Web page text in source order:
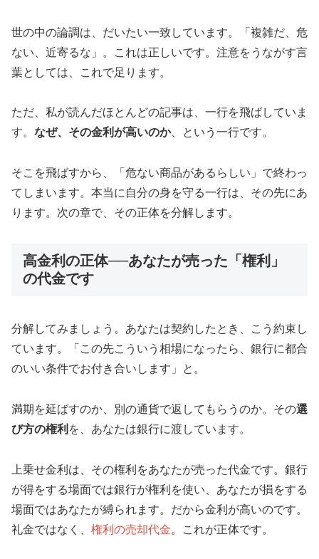
世の中の論調は、だいたい一致しています。「複雑だ、危
ない、近寄るな」。これは正しいです。注意をうながす言
葉としては、これで足ります。
ただ、私が読んだほとんどの記事は、一行を飛ばしていま
す。 なぜ、その金利が高いのか、という一行です。
そこを飛ばすから、「危ない商品があるらしい」で終わっ
てしまいます。本当に自分の身を守る一行は、その先にあ
ります。次の章で、その正体を分解します。
高金利の正体──あなたが売った「権利」
の代金です
分解してみましょう。あなたは契約したとき、こう約束し
ています。「この先こういう相場になったら、銀行に都合
のいい条件でお付き合いします」と。
満期を延ばすのか、別の通貨で返してもらうのか。その選
び方の権利 を、あなたは銀行に渡しています。
上乗せ金利は、その権利をあなたが売った代金です。銀行
が得をする場面では銀行が権利を使い、あなたが損をする
場面ではあなたが縛られます。だから金利が高いのです。
礼金ではなく、 権利の売却代金。これが正体です。